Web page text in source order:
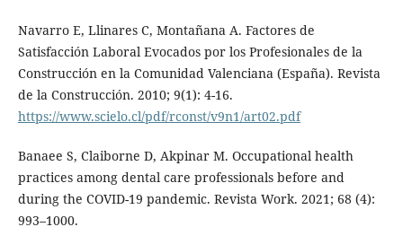
Navarro E, Llinares C, Montañana A. Factores de
Satisfacción Laboral Evocados por los Profesionales de la
Construcción en la Comunidad Valenciana (España). Revista
de la Construcción. 2010; 9(1): 4-16.
https://www.scielo.cl/pdf/rconst/v9n1/art02.pdf
Banaee S, Claiborne D, Akpinar M. Occupational health
practices among dental care professionals before and
during the COVID-19 pandemic. Revista Work. 2021; 68 (4):
993–1000.